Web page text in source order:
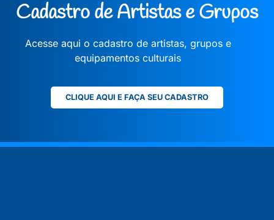
Cadastro de Artistas e Grupos
Acesse aqui o cadastro de artistas, grupos e
equipamentos culturais
CLIQUE AQUI E FAÇA SEU CADASTRO